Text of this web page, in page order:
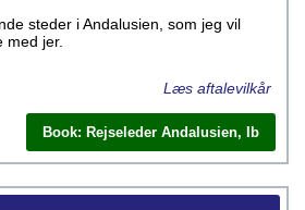
Book: Rejseleder Andalusien, Ib
steder i Andalusien, som jeg vil
jer.
Læs aftalevilkår